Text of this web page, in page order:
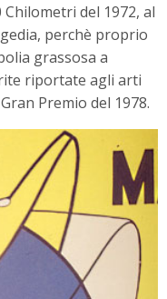
del 1972, al
perchè proprio
grassosa a
riportate agli arti
Premio del 1978.